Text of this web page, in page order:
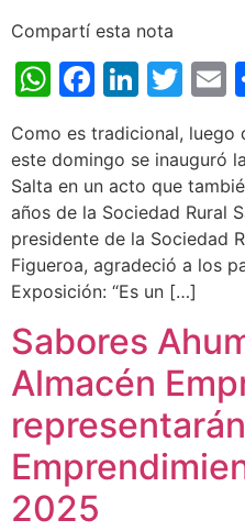
Compartí esta nota
WhatsApp
Como es tradicional, luego
este domingo se inauguró
Salta en un acto que
años de la Sociedad Rural
presidente de la Sociedad
Figueroa, agradeció a los
Exposición: “Es un […]
Sabores
Almacén
2025